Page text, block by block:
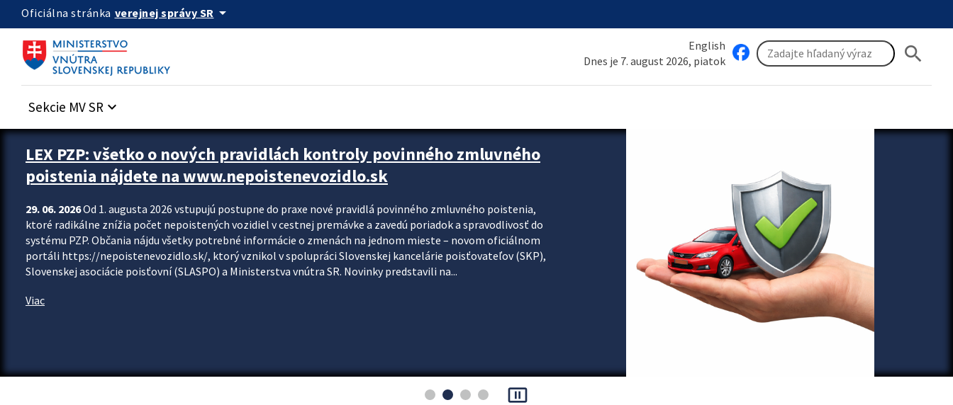
Preskocit na hlavný obsah
Oficiálna stránka verejnej správy SR arrow_drop_down
English
Dnes je 7. august 2026, piatok
search
Sekcie MV SR keyboard_arrow_down
Zastavit automatický posun upútavok
LEX PZP: všetko o nových pravidlách kontroly povinného zmluvného
poistenia nájdete na www.nepoistenevozidlo.sk
29. 06. 2026Od 1. augusta 2026 vstupujú postupne do praxe nové pravidlá povinného zmluvného poistenia,
ktoré radikálne znížia počet nepoistených vozidiel v cestnej premávke a zavedú poriadok a spravodlivosť do
systému PZP. Občania nájdu všetky potrebné informácie o zmenách na jednom mieste – novom oficiálnom
portáli https://nepoistenevozidlo.sk/, ktorý vznikol v spolupráci Slovenskej kancelárie poisťovateľov (SKP),
Slovenskej asociácie poisťovní (SLASPO) a Ministerstva vnútra SR. Novinky predstavili na...
Viac
pause_presentation